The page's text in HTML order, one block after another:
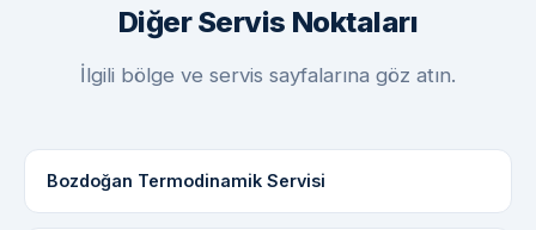
Diğer Servis Noktaları
İlgili bölge ve servis sayfalarına göz atın.
Bozdoğan Termodinamik Servisi